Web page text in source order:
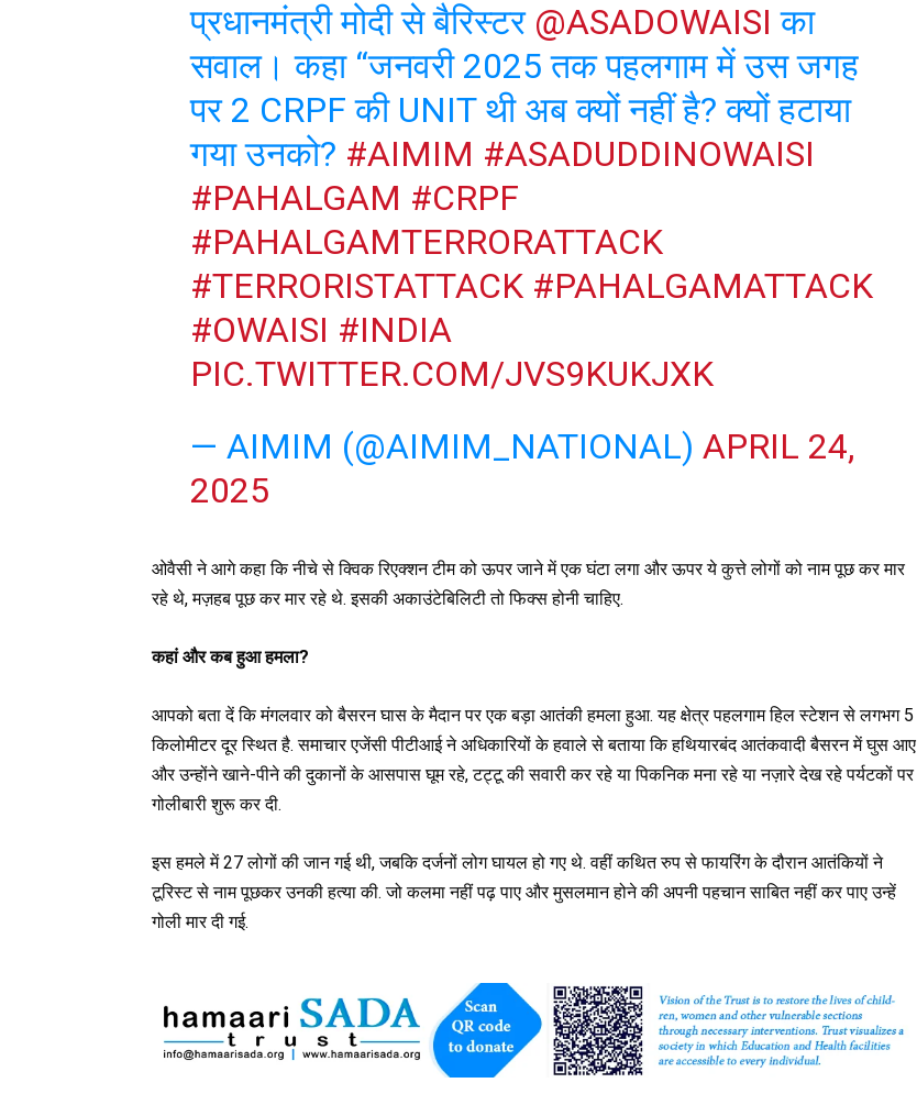
प्रधानमंत्री मोदी से बैरिस्टर @ASADOWAISI का
सवाल। कहा “जनवरी 2025 तक पहलगाम में उस जगह
पर 2 CRPF की UNIT थी अब क्यों नहीं है? क्यों हटाया
गया उनको? #AIMIM #ASADUDDINOWAISI
#PAHALGAM #CRPF
#PAHALGAMTERRORATTACK
#TERRORISTATTACK #PAHALGAMATTACK
#OWAISI #INDIA
PIC.TWITTER.COM/JVS9KUKJXK
— AIMIM (@AIMIM_NATIONAL) APRIL 24,
2025
ओवैसी ने आगे कहा कि नीचे से क्विक रिएक्शन टीम को ऊपर जाने में एक घंटा लगा और ऊपर ये कुत्ते लोगों को नाम पूछ कर मार
रहे थे, मज़हब पूछ कर मार रहे थे. इसकी अकाउंटेबिलिटी तो फिक्स होनी चाहिए.
कहां और कब हुआ हमला?
आपको बता दें कि मंगलवार को बैसरन घास के मैदान पर एक बड़ा आतंकी हमला हुआ. यह क्षेत्र पहलगाम हिल स्टेशन से लगभग 5
किलोमीटर दूर स्थित है. समाचार एजेंसी पीटीआई ने अधिकारियों के हवाले से बताया कि हथियारबंद आतंकवादी बैसरन में घुस आए
और उन्होंने खाने-पीने की दुकानों के आसपास घूम रहे, टट्टू की सवारी कर रहे या पिकनिक मना रहे या नज़ारे देख रहे पर्यटकों पर
गोलीबारी शुरू कर दी.
इस हमले में 27 लोगों की जान गई थी, जबकि दर्जनों लोग घायल हो गए थे. वहीं कथित रुप से फायरिंग के दौरान आतंकियों ने
टूरिस्ट से नाम पूछकर उनकी हत्या की. जो कलमा नहीं पढ़ पाए और मुसलमान होने की अपनी पहचान साबित नहीं कर पाए उन्हें
गोली मार दी गई.